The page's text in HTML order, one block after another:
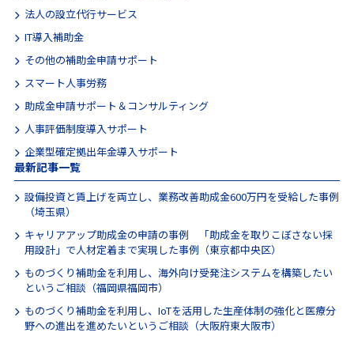
法人の設立代行サービス
IT導入補助金
その他の補助金申請サポート
スマート人事労務
助成金申請サポート＆コンサルティング
人事評価制度導入サポート
企業型確定拠出年金導入サポート
最新記事一覧
設備投資と賃上げを両立し、業務改善助成金600万円を受給した事例
（埼玉県）
キャリアアップ助成金の申請の事例 「助成金を取りこぼさない採
用設計」で人材定着まで実現した事例（東京都中央区）
ものづくり補助金を利用し、海外向け受発注システムを構築したい
というご相談（福岡県福岡市）
ものづくり補助金を利用し、IoTを活用した生産体制の強化と医療分
野への進出を進めたいというご相談（大阪府東大阪市）